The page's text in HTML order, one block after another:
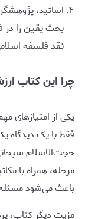
اساتید،
بحث یقین را
نقد فلسفه
چرا این کتاب
یکی از امتیازهای
فقط با یک دیدگاه
حجت‌الاسلام
مرحله، همراه با
باعث می‌شود
مزیت دیگر کتاب،